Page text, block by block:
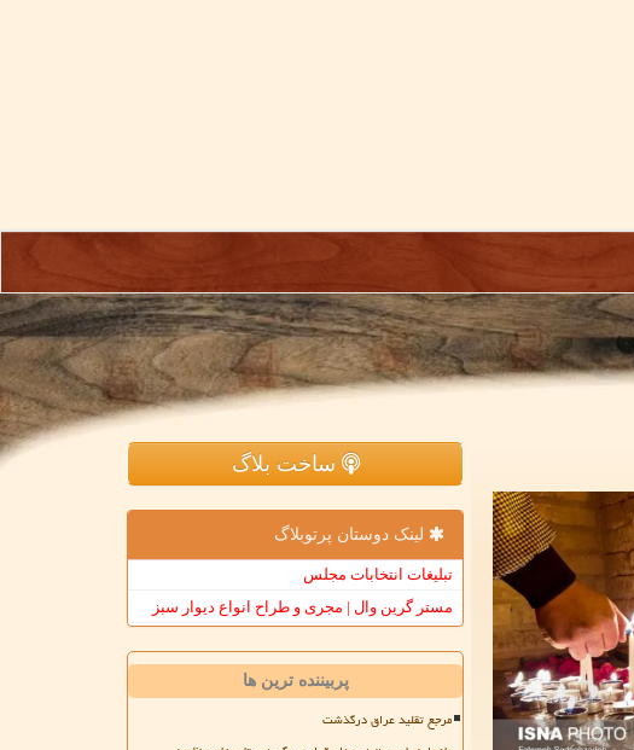
ساخت بلاگ
لینک دوستان پرتوبلاگ
تبلیغات انتخابات مجلس
مستر گرین وال | مجری و طراح انواع دیوار سبز
پربیننده ترین ها
مرجع تقلید عراق درگذشت